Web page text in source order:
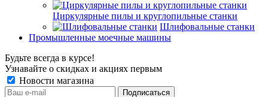
Циркулярные пилы и круглопильные станки
Шлифовальные станки
Промышленные моечные машины
Будьте всегда в курсе!
Узнавайте о скидках и акциях первым
Новости магазина